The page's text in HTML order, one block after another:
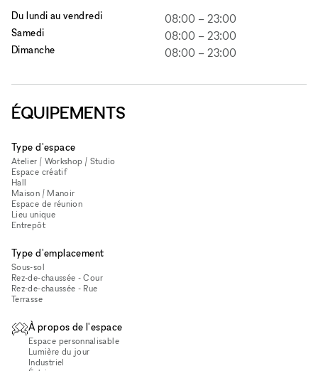
Du lundi au vendredi 08:00 – 23:00
Samedi 08:00 – 23:00
Dimanche 08:00 – 23:00
ÉQUIPEMENTS
Type d'espace
Atelier / Workshop / Studio
Espace créatif
Hall
Maison / Manoir
Espace de réunion
Lieu unique
Entrepôt
Type d'emplacement
Sous-sol
Rez-de-chaussée - Cour
Rez-de-chaussée - Rue
Terrasse
À propos de l'espace
Espace personnalisable
Lumière du jour
Industriel